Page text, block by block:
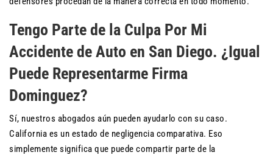
Tengo Parte de la Culpa Por Mi
Accidente de Auto en San Diego. ¿Igual
Puede Representarme Firma
Dominguez?
Sí, nuestros abogados aún pueden ayudarlo con su caso.
California es un estado de negligencia comparativa. Eso
simplemente significa que puede compartir parte de la